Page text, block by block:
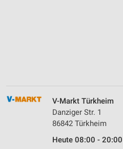
V-Markt Türkheim
Danziger Str. 1
86842 Türkheim
Heute 08:00 - 20:00